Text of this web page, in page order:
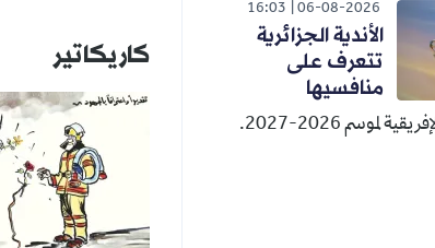
06-08-2026
16:03
الأندية الجزائرية
تتعرف على
منافسيها
لموسم 2026-2027.
كاريكاتير